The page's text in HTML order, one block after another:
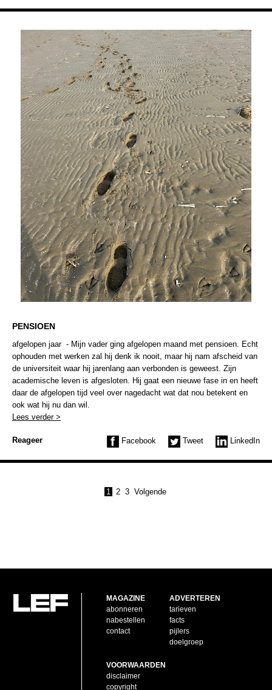
PENSIOEN
afgelopen jaar - Mijn vader ging afgelopen maand met pensioen. Echt
ophouden met werken zal hij denk ik nooit, maar hij nam afscheid van
de universiteit waar hij jarenlang aan verbonden is geweest. Zijn
academische leven is afgesloten. Hij gaat een nieuwe fase in en heeft
daar de afgelopen tijd veel over nagedacht wat dat nou betekent en
ook wat hij nu dan wil.
Lees verder >
Reageer Facebook Tweet LinkedIn
1 2 3 Volgende
MAGAZINE
abonneren
nabestellen
contact
ADVERTEREN
tarieven
facts
pijlers
doelgroep
VOORWAARDEN
disclaimer
copyright